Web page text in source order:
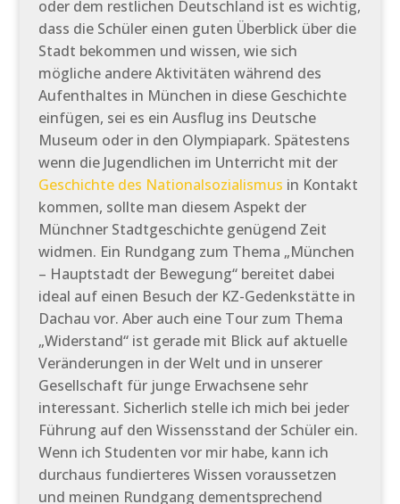
oder dem restlichen Deutschland ist es wichtig,
dass die Schüler einen guten Überblick über die
Stadt bekommen und wissen, wie sich
mögliche andere Aktivitäten während des
Aufenthaltes in München in diese Geschichte
einfügen, sei es ein Ausflug ins Deutsche
Museum oder in den Olympiapark. Spätestens
wenn die Jugendlichen im Unterricht mit der
Geschichte des Nationalsozialismus in Kontakt
kommen, sollte man diesem Aspekt der
Münchner Stadtgeschichte genügend Zeit
widmen. Ein Rundgang zum Thema „München
– Hauptstadt der Bewegung“ bereitet dabei
ideal auf einen Besuch der KZ-Gedenkstätte in
Dachau vor. Aber auch eine Tour zum Thema
„Widerstand“ ist gerade mit Blick auf aktuelle
Veränderungen in der Welt und in unserer
Gesellschaft für junge Erwachsene sehr
interessant. Sicherlich stelle ich mich bei jeder
Führung auf den Wissensstand der Schüler ein.
Wenn ich Studenten vor mir habe, kann ich
durchaus fundierteres Wissen voraussetzen
und meinen Rundgang dementsprechend